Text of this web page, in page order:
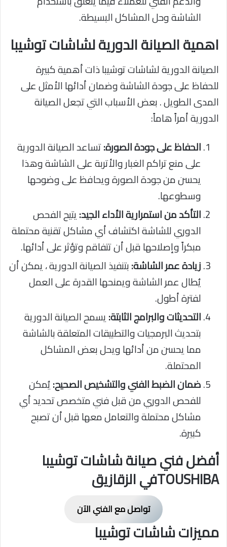
الشاشة وحل المشاكل البسيطة.
اهمية الصيانة الدورية لشاشات توشيبا
الصيانة الدورية لشاشات توشيبا ذات أهمية كبيرة
للحفاظ على جودة الشاشة وضمان أدائها الأمثل على
المدى الطويل . بعض الأسباب التي تجعل الصيانة
الدورية أمراً هاماً:
الحفاظ على جودة الصورة:تساعد الصيانة الدورية
على منع تراكم الغبار والأتربة على الشاشة وهذا
يحسن من جودة الصورة ويحافظ على وضوحها
وسطوعها.
التأكد من استمرارية الأداء الجيد:يتيح الفحص
الدوري للشاشة اكتشاف أي مشاكل تقنية محتملة
مبكراً وإصلاحها قبل أن تتفاقم وتؤثر على أدائها.
زيادة عمر الشاشة:بتنفيذ الصيانة الدورية ، يمكن أن
يُطال عمر الشاشة ويمنحها القدرة على العمل
لفترة أطول.
التحديثات والبرامج الثابتة:يسمح الصيانة الدورية
بتحديث البرمجيات والتطبيقات المتعلقة بالشاشة
مما يحسن من أدائها ويحل بعض المشاكل
المحتملة.
ضمان الضبط الفني والتشخيص الصحيح:يُمكن
للفحص الدوري من قبل فني متخصص تحديد أي
مشاكل محتملة والتعامل معها قبل أن تصبح
كبيرة.
أفضل فني صيانة شاشات توشيبا
TOUSHIBAفي الزقازيق
تواصل مع الفني الآن
مميزات شاشات توشيبا